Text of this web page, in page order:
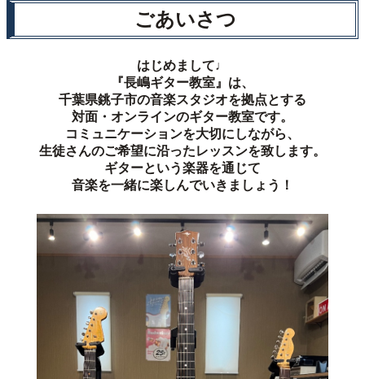
ごあいさつ
はじめまして♩
『長嶋ギター教室』は、
千葉県銚子市の音楽スタジオを拠点とする
対面・オンラインのギター教室です。
コミュニケーションを大切にしながら、
生徒さんのご希望に沿ったレッスンを致します。
ギターという楽器を通じて
音楽を一緒に楽しんでいきましょう！